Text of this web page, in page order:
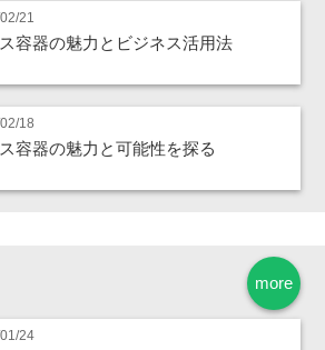
21
容器の魅力とビジネス活用法
18
容器の魅力と可能性を探る
more
24